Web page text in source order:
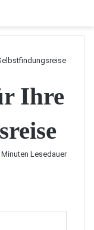
Ihre
Minuten Lesedauer